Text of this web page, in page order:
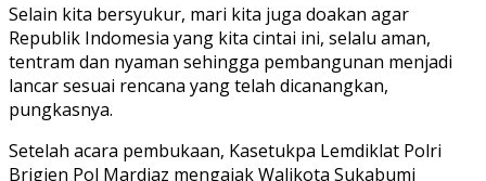
Selain kita bersyukur, mari kita juga doakan agar
Republik Indomesia yang kita cintai ini, selalu aman,
tentram dan nyaman sehingga pembangunan menjadi
lancar sesuai rencana yang telah dicanangkan,
pungkasnya.
Setelah acara pembukaan, Kasetukpa Lemdiklat Polri
Brigjen Pol Mardiaz mengajak Walikota Sukabumi